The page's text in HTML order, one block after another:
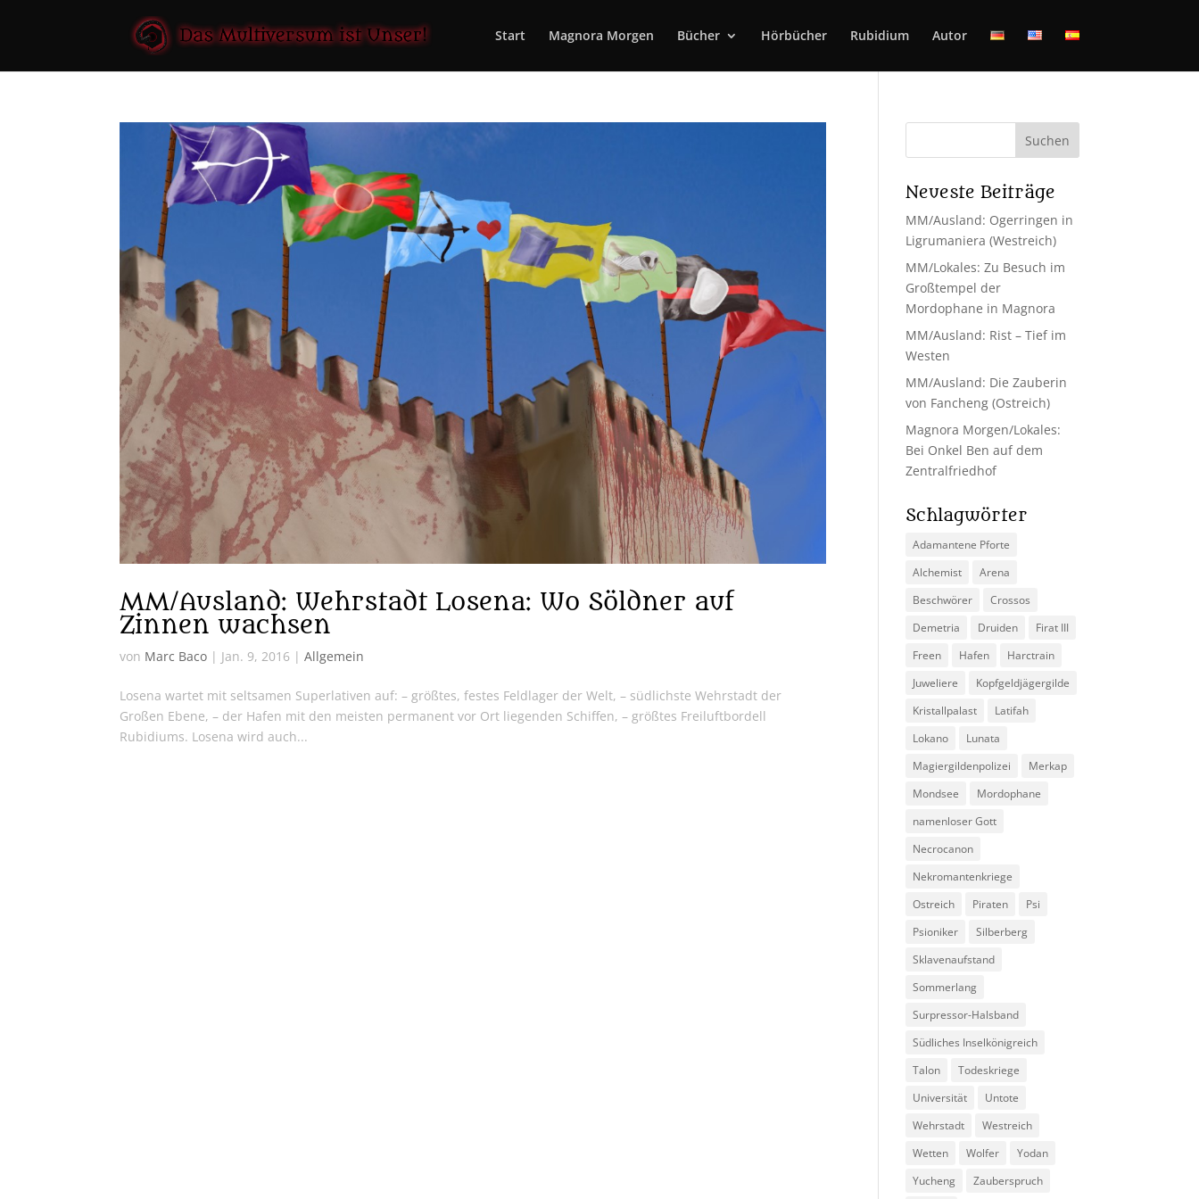
Start Magnora Morgen Bücher Hörbücher Rubidium Autor
MM/Ausland: Wehrstadt Losena: Wo Söldner auf
Zinnen wachsen
von Marc Baco | Jan. 9, 2016 |Allgemein
Losena wartet mit seltsamen Superlativen auf: – größtes, festes Feldlager der Welt, – südlichste Wehrstadt der
Großen Ebene, – der Hafen mit den meisten permanent vor Ort liegenden Schiffen, – größtes Freiluftbordell
Rubidiums. Losena wird auch...
Neueste Beiträge
MM/Ausland: Ogerringen in
Ligrumaniera (Westreich)
MM/Lokales: Zu Besuch im
Großtempel der
Mordophane in Magnora
MM/Ausland: Rist – Tief im
Westen
MM/Ausland: Die Zauberin
von Fancheng (Ostreich)
Magnora Morgen/Lokales:
Bei Onkel Ben auf dem
Zentralfriedhof
Schlagwörter
Adamantene Pforte
Alchemist
Arena
Beschwörer
Crossos
Demetria
Druiden
Firat III
Freen
Hafen
Harctrain
Juweliere
Kopfgeldjägergilde
Kristallpalast
Latifah
Lokano
Lunata
Magiergildenpolizei
Merkap
Mondsee
Mordophane
namenloser Gott
Necrocanon
Nekromantenkriege
Ostreich
Piraten
Psi
Psioniker
Silberberg
Sklavenaufstand
Sommerlang
Surpressor-Halsband
Südliches Inselkönigreich
Talon
Todeskriege
Universität
Untote
Wehrstadt
Westreich
Wetten
Wolfer
Yodan
Yucheng
Zauberspruch